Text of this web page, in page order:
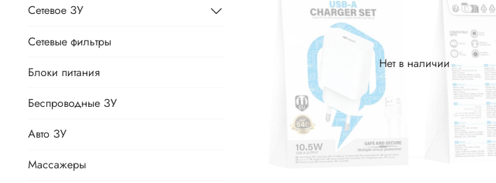
Нет в наличии
Сетевое ЗУ
Сетевые фильтры
Блоки питания
Беспроводные ЗУ
Авто ЗУ
Массажеры